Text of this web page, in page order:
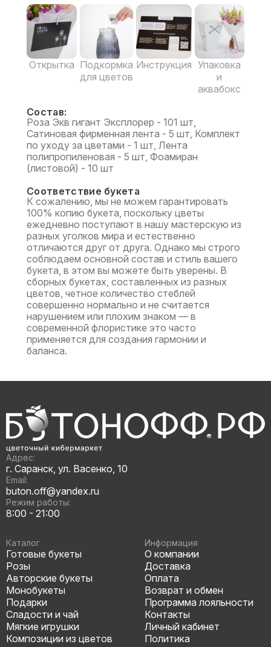
Открытка Подкормка
для цветов
Инструкция Упаковка
и
аквабокс
Состав:
Роза Экв гигант Эксплорер - 101 шт,
Сатиновая фирменная лента - 5 шт, Комплект
по уходу за цветами - 1 шт, Лента
полипропиленовая - 5 шт, Фоамиран
(листовой) - 10 шт
Соответствие букета
К сожалению, мы не можем гарантировать
100% копию букета, поскольку цветы
ежедневно поступают в нашу мастерскую из
разных уголков мира и естественно
отличаются друг от друга. Однако мы строго
соблюдаем основной состав и стиль вашего
букета, в этом вы можете быть уверены. В
сборных букетах, составленных из разных
цветов, четное количество стеблей
совершенно нормально и не считается
нарушением или плохим знаком — в
современной флористике это часто
применяется для создания гармонии и
баланса.
Адрес:
г. Саранск, ул. Васенко, 10
Email:
buton.off@yandex.ru
Режим работы:
8:00 - 21:00
Каталог
Готовые букеты
Розы
Авторские букеты
Монобукеты
Подарки
Сладости и чай
Мягкие игрушки
Композиции из цветов
Информация
О компании
Доставка
Оплата
Возврат и обмен
Программа лояльности
Контакты
Личный кабинет
Политика